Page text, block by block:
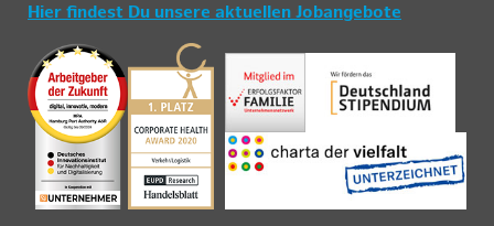
Hier findest Du unsere aktuellen Jobangebote